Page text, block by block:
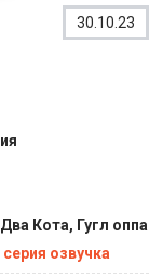
30.10.23
Кота, Гугл оппа
озвучка